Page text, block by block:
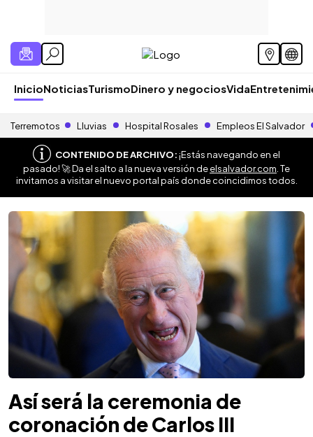
InicioNoticiasTurismoDinero y negociosVida
Terremotos Lluvias Hospital Rosales Empleos El Salvador
CONTENIDO DE ARCHIVO:¡Estás navegando en el
pasado! 🚀 Da el salto a la nueva versión deelsalvador.com . Te
invitamos a visitar el nuevo portal país donde coincidimos todos.
Así será la ceremonia de
coronación de Carlos III